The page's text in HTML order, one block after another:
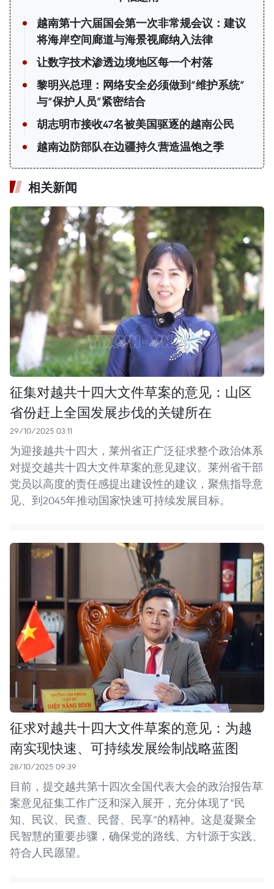
越南第十六届国会第一次非常规会议：建议
将海岸空间廊道与海景视廊纳入法律
让数字技术渗透边境地区每一个村落
黎明兴总理：网络安全必须做到“维护系统”
与“保护人员”紧密结合
胡志明市接收47名被美国驱逐的越南公民
越南边防部队在边疆持久营造温饱之季
相关新闻
征集对越共十四大文件草案的意见：山区
省份赶上全国发展步伐的关键所在
29/10/2025 03:11
为迎接越共十四大，莱州省正广泛征求整个政治体系
对提交越共十四大文件草案的意见建议。莱州省干部
党员以高度的责任感提出建设性的建议，聚焦指导意
见、到2045年推动国家快速可持续发展目标。
征求对越共十四大文件草案的意见：为越
南实现快速、可持续发展绘制战略蓝图
28/10/2025 09:39
目前，提交越共第十四次全国代表大会的政治报告草
案意见征集工作广泛和深入展开，充分体现了“民
知、民议、民查、民督、民享”的精神。这是凝聚全
民智慧的重要步骤，确保党的路线、方针源于实践、
符合人民愿望。